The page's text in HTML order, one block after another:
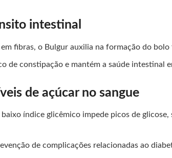
intestinal
em fibras, o Bulgur auxilia na formação do
de constipação e mantém a saúde intestinal
de açúcar no sangue
baixo índice glicêmico impede picos de
de complicações relacionadas ao